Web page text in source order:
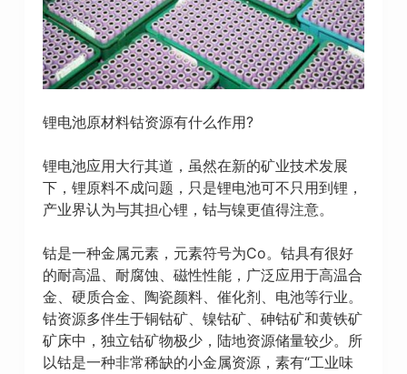
锂电池原材料钴资源有什么作用?
锂电池应用大行其道，虽然在新的矿业技术发展
下，锂原料不成问题，只是锂电池可不只用到锂，
产业界认为与其担心锂，钴与镍更值得注意。
钴是一种金属元素，元素符号为Co。钴具有很好
的耐高温、耐腐蚀、磁性性能，广泛应用于高温合
金、硬质合金、陶瓷颜料、催化剂、电池等行业。
钴资源多伴生于铜钴矿、镍钴矿、砷钴矿和黄铁矿
矿床中，独立钴矿物极少，陆地资源储量较少。所
以钴是一种非常稀缺的小金属资源，素有“工业味